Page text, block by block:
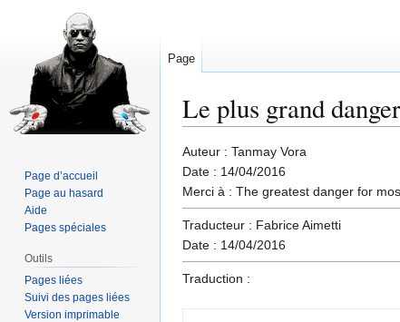
Le plus grand
Aller
à
la
navigation
Aller
à
la
recherche
Auteur : Tanmay Vora
Date : 14/04/2016
Merci à : The greatest danger for
Traducteur : Fabrice Aimetti
Date : 14/04/2016
Traduction :
Page
Page d’accueil
Page au hasard
Aide
Pages spéciales
Outils
Pages liées
Suivi des pages liées
Version imprimable